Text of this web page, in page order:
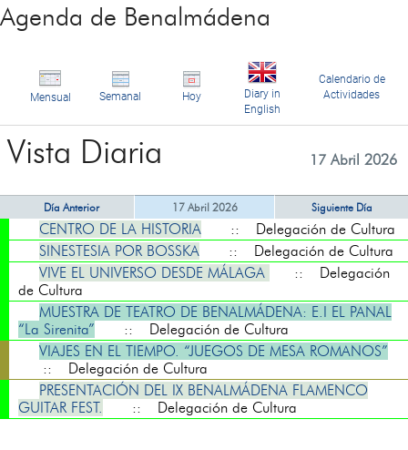
Agenda de Benalmádena
Mensual Semanal Hoy
Diary in
English
Calendario de
Actividades
Vista Diaria 17 Abril 2026
Día Anterior 17 Abril 2026 Siguiente Día
CENTRO DE LA HISTORIA
:: Delegación de Cultura
SINESTESIA POR BOSSKA
:: Delegación de Cultura
VIVE EL UNIVERSO DESDE MÁLAGA
:: Delegación
de Cultura
MUESTRA DE TEATRO DE BENALMÁDENA: E.I EL PANAL
“La Sirenita”
:: Delegación de Cultura
VIAJES EN EL TIEMPO. “JUEGOS DE MESA ROMANOS”
:: Delegación de Cultura
PRESENTACIÓN DEL IX BENALMÁDENA FLAMENCO
GUITAR FEST.
:: Delegación de Cultura